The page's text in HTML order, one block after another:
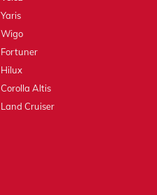
Yaris
Wigo
Fortuner
Hilux
Corolla Altis
Land Cruiser